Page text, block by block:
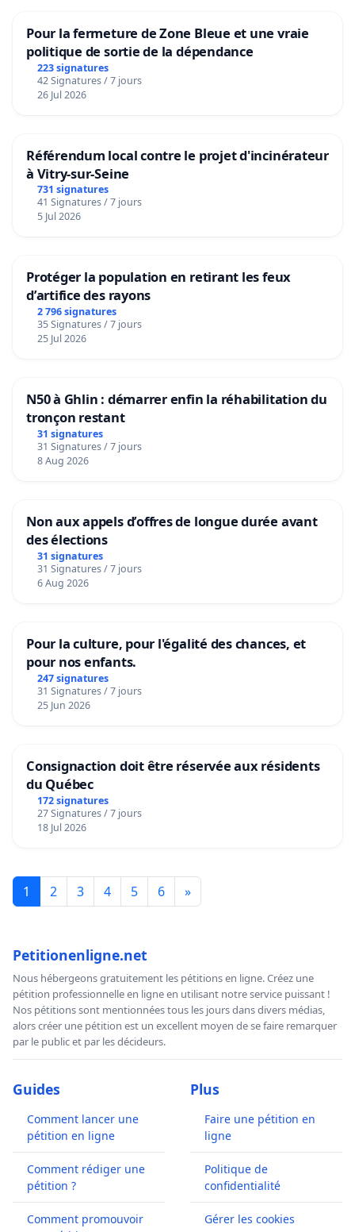
Pour la fermeture de Zone Bleue et une vraie
politique de sortie de la dépendance
223 signatures
42 Signatures / 7 jours
26 Jul 2026
Référendum local contre le projet d'incinérateur
à Vitry-sur-Seine
731 signatures
41 Signatures / 7 jours
5 Jul 2026
Protéger la population en retirant les feux
d’artifice des rayons
2 796 signatures
35 Signatures / 7 jours
25 Jul 2026
N50 à Ghlin : démarrer enfin la réhabilitation du
tronçon restant
31 signatures
31 Signatures / 7 jours
8 Aug 2026
Non aux appels d’offres de longue durée avant
des élections
31 signatures
31 Signatures / 7 jours
6 Aug 2026
Pour la culture, pour l'égalité des chances, et
pour nos enfants.
247 signatures
31 Signatures / 7 jours
25 Jun 2026
Consignaction doit être réservée aux résidents
du Québec
172 signatures
27 Signatures / 7 jours
18 Jul 2026
1 2 3 4 5 6 »
Petitionenligne.net
Nous hébergeons gratuitement les pétitions en ligne. Créez une
pétition professionnelle en ligne en utilisant notre service puissant !
Nos pétitions sont mentionnées tous les jours dans divers médias,
alors créer une pétition est un excellent moyen de se faire remarquer
par le public et par les décideurs.
Guides
Comment lancer une
pétition en ligne
Comment rédiger une
pétition ?
Comment promouvoir
Plus
Faire une pétition en
ligne
Politique de
confidentialité
Gérer les cookies